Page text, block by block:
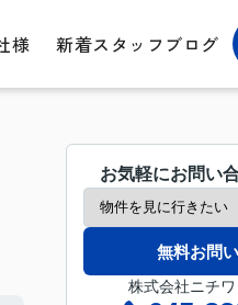
様 新着スタッフブログ
お気軽にお問い
無料お問
株式会社ニチ